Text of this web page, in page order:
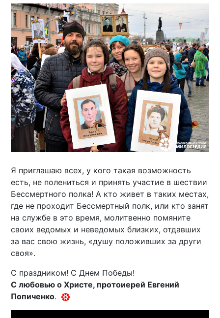
Я приглашаю всех, у кого такая возможность
есть, не полениться и принять участие в шествии
Бессмертного полка! А кто живет в таких местах,
где не проходит Бессмертный полк, или кто занят
на службе в это время, молитвенно помяните
своих ведомых и неведомых близких, отдавших
за вас свою жизнь, «душу положивших за други
своя».
С праздником! С Днем Победы!
С любовью о Христе, протоиерей Евгений
Попиченко.